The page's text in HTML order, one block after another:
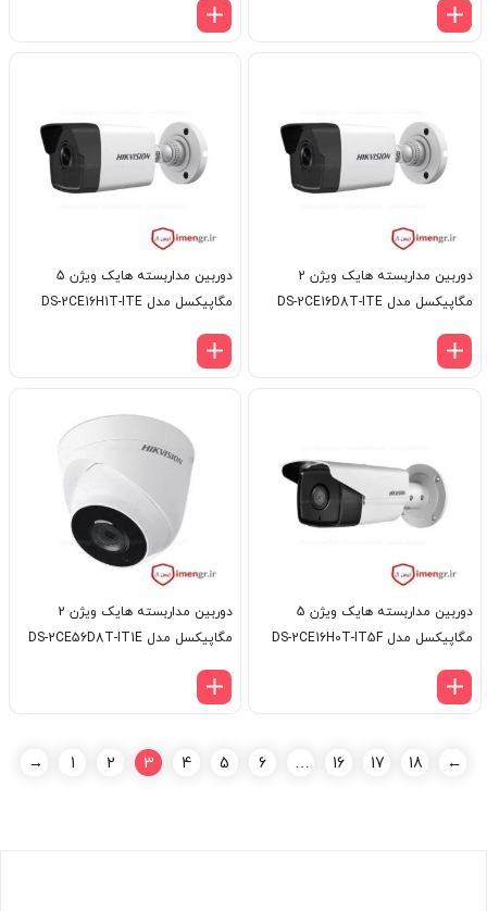
دوربین مداربسته هایک ویژن 2
مگاپیکسل مدل DS-2CE16D8T-ITE
دوربین مداربسته هایک ویژن 5
مگاپیکسل مدل DS-2CE16H1T-ITE
دوربین مداربسته هایک ویژن 5
مگاپیکسل مدل DS-2CE16H0T-IT5F
دوربین مداربسته هایک ویژن 2
مگاپیکسل مدل DS-2CE56D8T-IT1E
→ 1 2 3 4 5 6 … 16 17 18 ←